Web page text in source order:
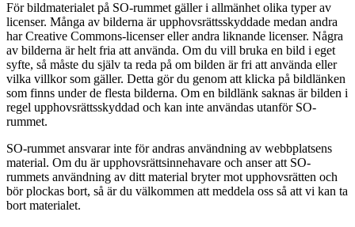
För bildmaterialet på SO-rummet gäller i allmänhet olika typer av
licenser. Många av bilderna är upphovsrättsskyddade medan andra
har Creative Commons-licenser eller andra liknande licenser. Några
av bilderna är helt fria att använda. Om du vill bruka en bild i eget
syfte, så måste du själv ta reda på om bilden är fri att använda eller
vilka villkor som gäller. Detta gör du genom att klicka på bildlänken
som finns under de flesta bilderna. Om en bildlänk saknas är bilden i
regel upphovsrättsskyddad och kan inte användas utanför SO-
rummet.
SO-rummet ansvarar inte för andras användning av webbplatsens
material. Om du är upphovsrättsinnehavare och anser att SO-
rummets användning av ditt material bryter mot upphovsrätten och
bör plockas bort, så är du välkommen att meddela oss så att vi kan ta
bort materialet.